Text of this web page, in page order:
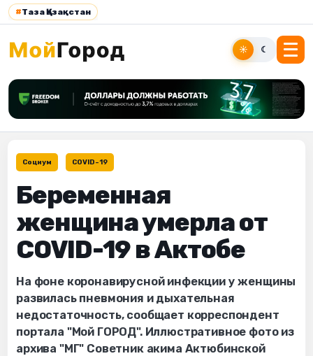
#Таза Қазақстан
☀ ☾
Социум COVID-19
Беременная
женщина умерла от
COVID-19 в Актобе
На фоне коронавирусной инфекции у женщины
развилась пневмония и дыхательная
недостаточность, сообщает корреспондент
портала "Мой ГОРОД". Иллюстративное фото из
архива "МГ" Советник акима Актюбинской